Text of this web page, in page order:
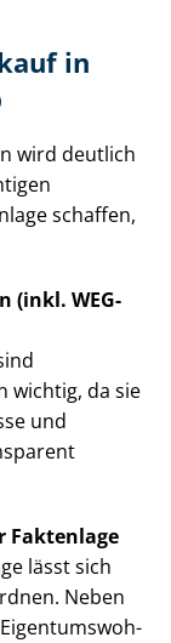
in
wird deutlich
schaffen,
(inkl. WEG-
wichtig, da sie
und
Faktenlage
lässt sich
Neben